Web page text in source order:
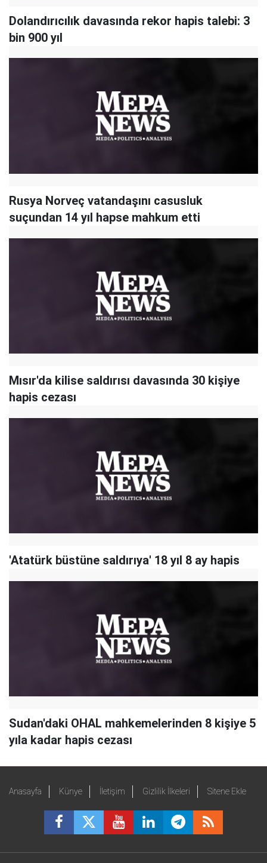
Dolandırıcılık davasında rekor hapis talebi: 3
bin 900 yıl
Rusya Norveç vatandaşını casusluk
suçundan 14 yıl hapse mahkum etti
Mısır'da kilise saldırısı davasında 30 kişiye
hapis cezası
'Atatürk büstüne saldırıya' 18 yıl 8 ay hapis
Sudan'daki OHAL mahkemelerinden 8 kişiye 5
yıla kadar hapis cezası
Anasayfa Künye İletişim Gizlilik İlkeleri Sitene Ekle